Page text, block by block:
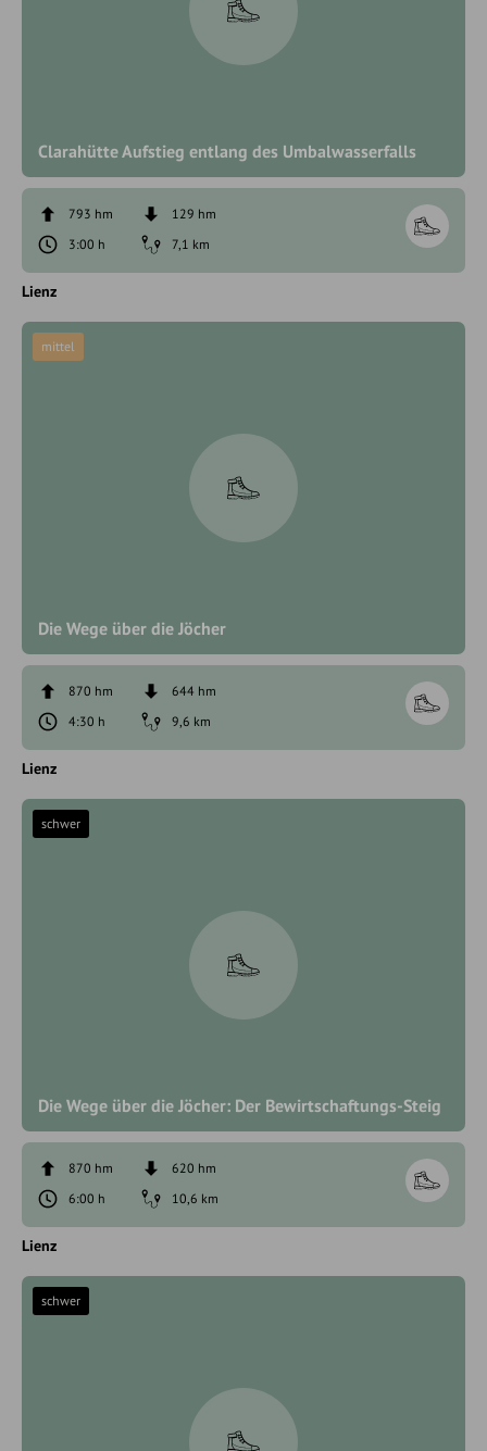
Clarahütte Aufstieg entlang des Umbalwasserfalls
793 hm
129 hm
3:00 h
7,1 km
Lienz
Die Wege über die Jöcher
mittel
870 hm
644 hm
4:30 h
9,6 km
Lienz
Die Wege über die Jöcher: Der Bewirtschaftungs-Steig
schwer
870 hm
620 hm
6:00 h
10,6 km
Lienz
schwer